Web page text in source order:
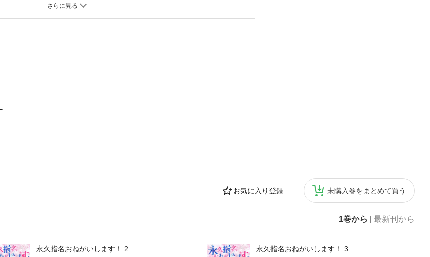
お気に入り登録 未購入巻をまとめて買う
1巻から 最新刊から
永久指名おねがいします！ 2
永久指名おねがいします！ 3